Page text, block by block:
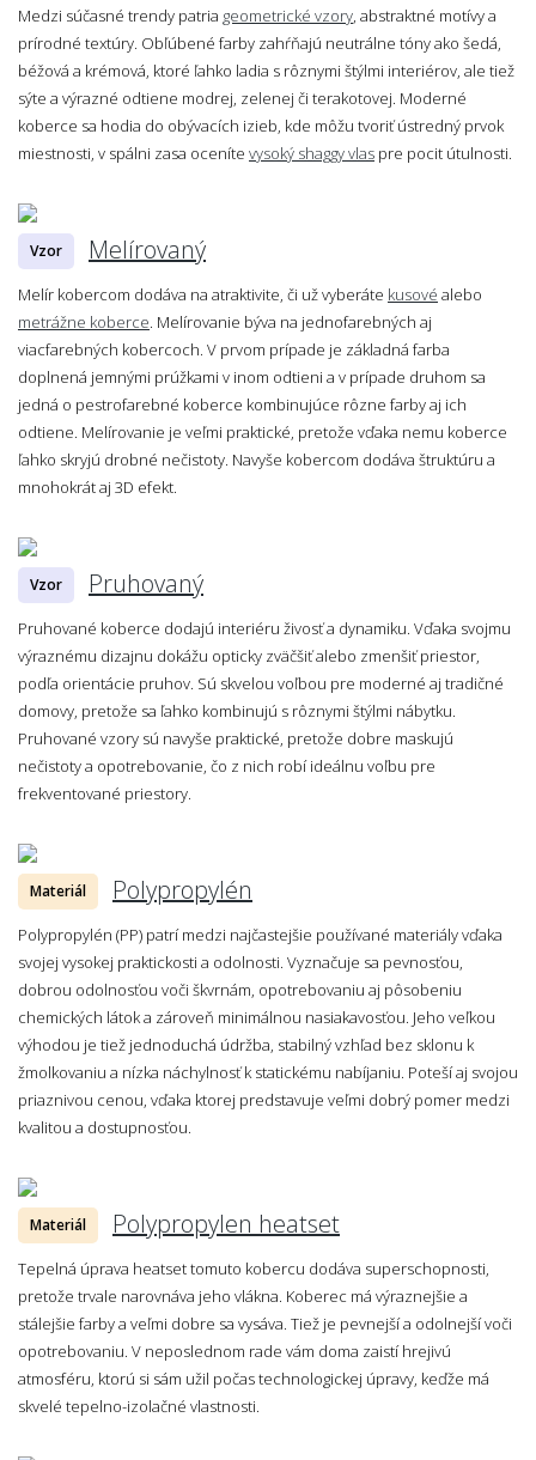
Medzi súčasné trendy patria geometrické vzory , abstraktné motívy a
prírodné textúry. Obľúbené farby zahŕňajú neutrálne tóny ako šedá,
béžová a krémová, ktoré ľahko ladia s rôznymi štýlmi interiérov, ale tiež
sýte a výrazné odtiene modrej, zelenej či terakotovej. Moderné
koberce sa hodia do obývacích izieb, kde môžu tvoriť ústredný prvok
miestnosti, v spálni zasa oceníte vysoký shaggy vlas pre pocit útulnosti.
Vzor Melírovaný
Melír kobercom dodáva na atraktivite, či už vyberáte kusové alebo
metrážne koberce . Melírovanie býva na jednofarebných aj
viacfarebných kobercoch. V prvom prípade je základná farba
doplnená jemnými prúžkami v inom odtieni a v prípade druhom sa
jedná o pestrofarebné koberce kombinujúce rôzne farby aj ich
odtiene. Melírovanie je veľmi praktické, pretože vďaka nemu koberce
ľahko skryjú drobné nečistoty. Navyše kobercom dodáva štruktúru a
mnohokrát aj 3D efekt.
Vzor Pruhovaný
Pruhované koberce dodajú interiéru živosť a dynamiku. Vďaka svojmu
výraznému dizajnu dokážu opticky zväčšiť alebo zmenšiť priestor,
podľa orientácie pruhov. Sú skvelou voľbou pre moderné aj tradičné
domovy, pretože sa ľahko kombinujú s rôznymi štýlmi nábytku.
Pruhované vzory sú navyše praktické, pretože dobre maskujú
nečistoty a opotrebovanie, čo z nich robí ideálnu voľbu pre
frekventované priestory.
Materiál Polypropylén
Polypropylén (PP) patrí medzi najčastejšie používané materiály vďaka
svojej vysokej praktickosti a odolnosti. Vyznačuje sa pevnosťou,
dobrou odolnosťou voči škvrnám, opotrebovaniu aj pôsobeniu
chemických látok a zároveň minimálnou nasiakavosťou. Jeho veľkou
výhodou je tiež jednoduchá údržba, stabilný vzhľad bez sklonu k
žmolkovaniu a nízka náchylnosť k statickému nabíjaniu. Poteší aj svojou
priaznivou cenou, vďaka ktorej predstavuje veľmi dobrý pomer medzi
kvalitou a dostupnosťou.
Materiál Polypropylen heatset
Tepelná úprava heatset tomuto kobercu dodáva superschopnosti,
pretože trvale narovnáva jeho vlákna. Koberec má výraznejšie a
stálejšie farby a veľmi dobre sa vysáva. Tiež je pevnejší a odolnejší voči
opotrebovaniu. V neposlednom rade vám doma zaistí hrejivú
atmosféru, ktorú si sám užil počas technologickej úpravy, keďže má
skvelé tepelno-izolačné vlastnosti.